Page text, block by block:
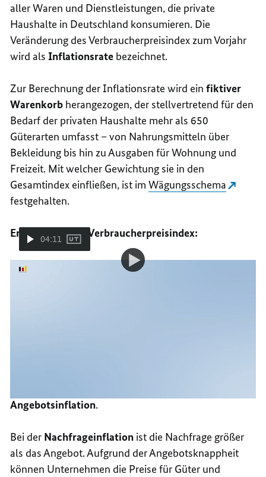
aller Waren und Dienstleistungen, die private
Haushalte in Deutschland konsumieren. Die
Veränderung des Verbraucherpreisindex zum Vorjahr
wird alsInflationsrate bezeichnet.
Zur Berechnung der Inflationsrate wird einfiktiver
Warenkorb herangezogen, der stellvertretend für den
Bedarf der privaten Haushalte mehr als 650
Güterarten umfasst – von Nahrungsmitteln über
Bekleidung bis hin zu Ausgaben für Wohnung und
Freizeit. Mit welcher Gewichtung sie in den
Gesamtindex einfließen, ist imWägungsschema
festgehalten.
Erklärvideo zum Verbraucherpreisindex:
04:11
Video-
Player:
Verbraucherpreisindex und Inflation kurz erklärt
Angebotsinflation.
Bei der Nachfrageinflation ist die Nachfrage größer
als das Angebot. Aufgrund der Angebotsknappheit
können Unternehmen die Preise für Güter und